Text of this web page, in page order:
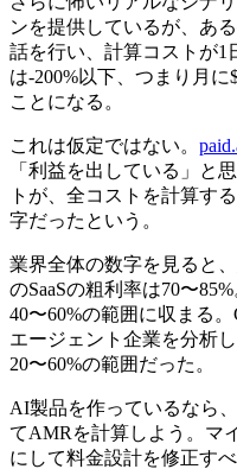
ンを提供しているが、あ
話を行い、計算コストが1
は-200%以下、つまり月
ことになる。
これは仮定ではない。
「利益を出している」と
トが、全コストを計算す
字だったという。
業界全体の数字を見ると、
のSaaSの粗利率は70〜
40〜60%の範囲に収まる
エージェント企業を分析
20〜60%の範囲だった。
AI製品を作っているなら
てAMRを計算しよう。マ
にして料金設計を修正すべ